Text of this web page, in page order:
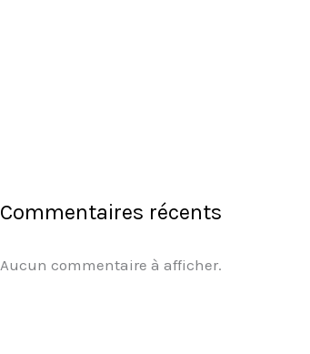
Commentaires récents
Aucun commentaire à afficher.